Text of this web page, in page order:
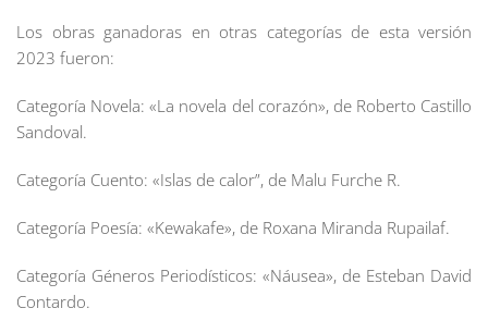
Los obras ganadoras en otras categorías de esta versión
2023 fueron:
Categoría Novela: «La novela del corazón», de Roberto Castillo
Sandoval.
Categoría Cuento: «Islas de calor”, de Malu Furche R.
Categoría Poesía: «Kewakafe», de Roxana Miranda Rupailaf.
Categoría Géneros Periodísticos: «Náusea», de Esteban David
Contardo.